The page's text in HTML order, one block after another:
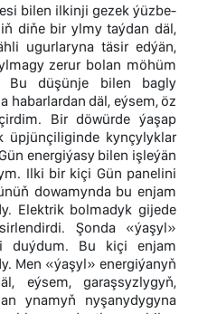
bilen ilkinji gezek ýüzbe-
diňe bir ylmy taýdan däl,
ugurlaryna täsir edýän,
zerur bolan möhüm
Bu düşünje bilen bagly
habarlardan däl, eýsem, öz
Bir döwürde ýaşap
üpjünçiliginde kynçylyklar
energiýasy bilen işleýän
Ilki bir kiçi Gün panelini
dowamynda bu enjam
Elektrik bolmadyk gijede
Şonda «ýaşyl»
duýdum. Bu kiçi enjam
Men «ýaşyl» energiýanyň
eýsem, garaşsyzlygyň,
ynamyň nyşanydygyna